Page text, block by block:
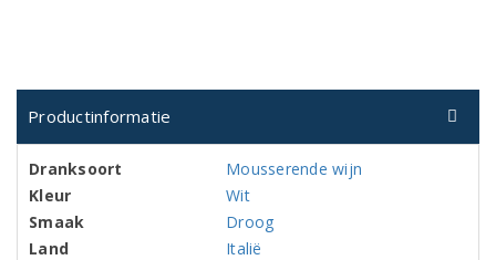
Productinformatie
Dranksoort
Mousserende wijn
Kleur
Wit
Smaak
Droog
Land
Italië